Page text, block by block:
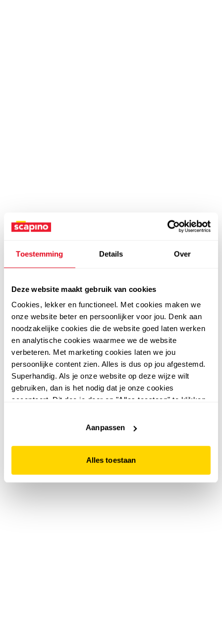
Toestemming Details Over
Deze website maakt gebruik van cookies
Cookies, lekker en functioneel. Met cookies maken we
onze website beter en persoonlijker voor jou. Denk aan
noodzakelijke cookies die de website goed laten werken
en analytische cookies waarmee we de website
verbeteren. Met marketing cookies laten we jou
persoonlijke content zien. Alles is dus op jou afgestemd.
Superhandig. Als je onze website op deze wijze wilt
gebruiken, dan is het nodig dat je onze cookies
accepteert. Dit doe je door op "Alles toestaan" te klikken.
website niet optimaal functioneert.
Aanpassen
Alles toestaan